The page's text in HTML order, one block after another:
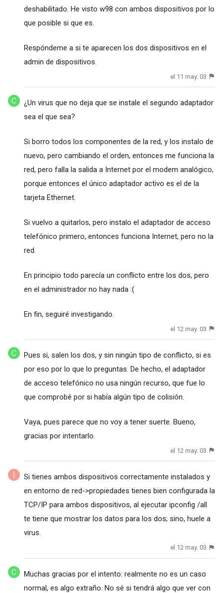
deshabilitado. He visto w98 con ambos dispositivos por lo
que posible si que es.
Respóndeme a si te aparecen los dos dispositivos en el
admin de dispositivos.
el 11 may. 03
¿Un virus que no deja que se instale el segundo adaptador
sea el que sea?
Si borro todos los componentes de la red, y los instalo de
nuevo, pero cambiando el orden, entonces me funciona la
red, pero falla la salida a Internet por el modem analógico,
porque entonces el único adaptador activo es el de la
tarjeta Ethernet.
Si vuelvo a quitarlos, pero instalo el adaptador de acceso
telefónico primero, entonces funciona Internet, pero no la
red.
En principio todo parecía un conflicto entre los dos, pero
en el administrador no hay nada :(
En fin, seguiré investigando.
el 12 may. 03
Pues si, salen los dos, y sin ningún tipo de conflicto, si es
por eso por lo que lo preguntas. De hecho, el adaptador
de acceso telefónico no usa ningún recurso, que fue lo
que comprobé por si había algún tipo de colisión.
Vaya, pues parece que no voy a tener suerte. Bueno,
gracias por intentarlo.
el 12 may. 03
Si tienes ambos dispositivos correctamente instalados y
en entorno de red->propiedades tienes bien configurada la
TCP/IP para ambos dispositivos, al ejecutar ipconfig /all
te tiene que mostrar los datos para los dos; sino, huele a
virus.
el 12 may. 03
Muchas gracias por el intento: realmente no es un caso
normal, es algo extraño. No sé si tendrá algo que ver con